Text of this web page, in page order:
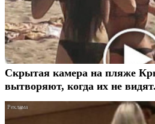
Скрытая камера на пляже
вытворяют, когда их не